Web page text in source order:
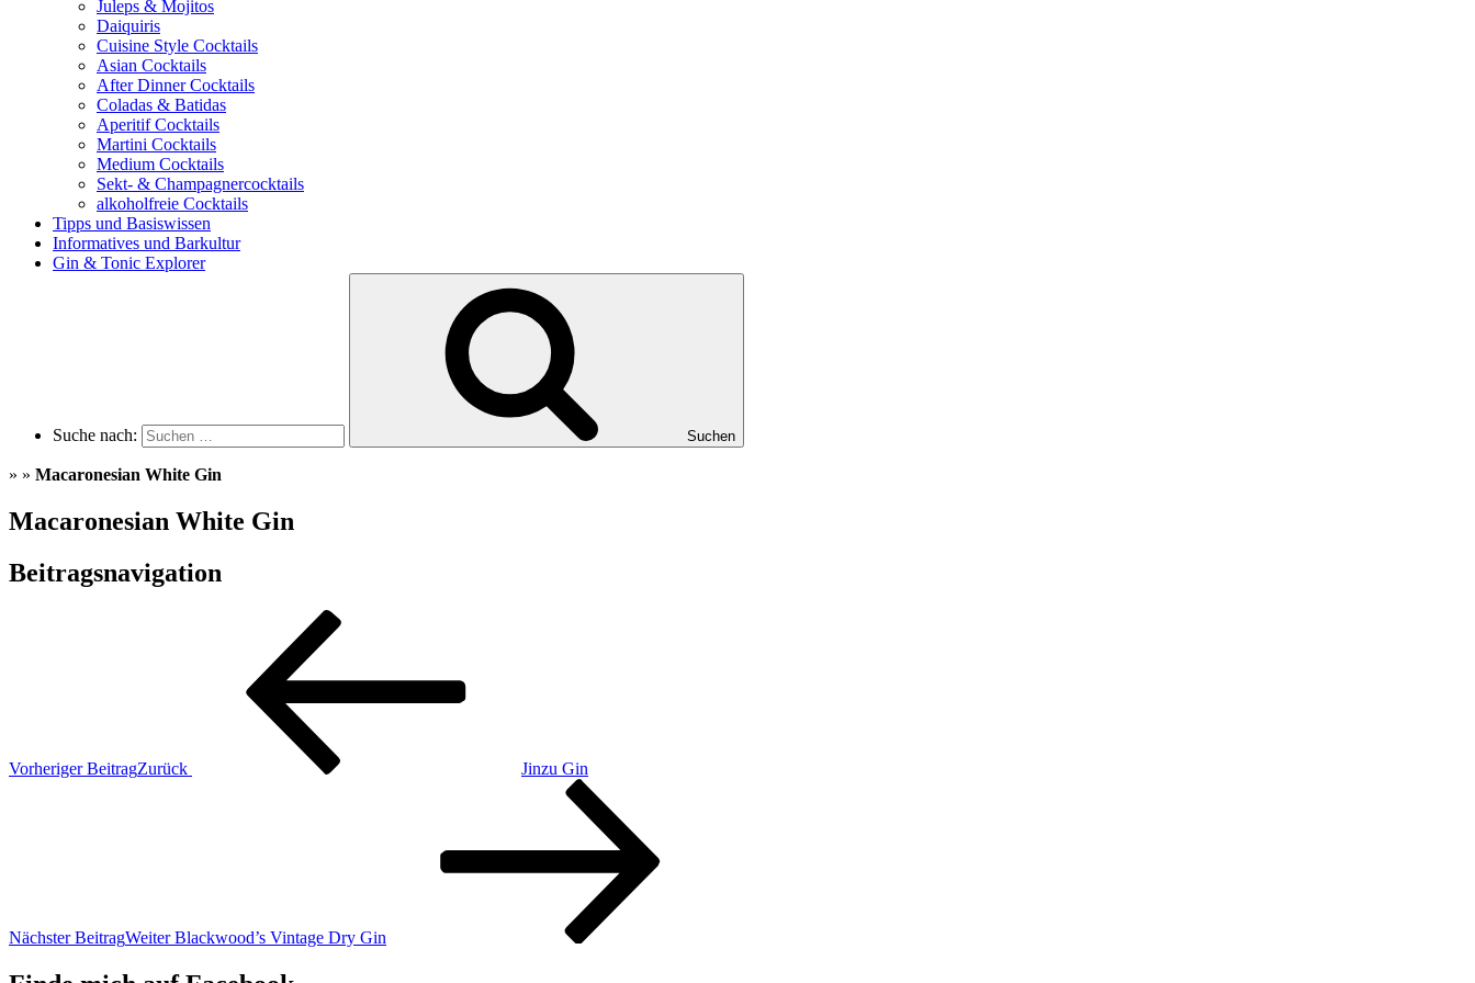
Juleps & Mojitos
Daiquiris
Cuisine Style Cocktails
Asian Cocktails
After Dinner Cocktails
Coladas & Batidas
Aperitif Cocktails
Martini Cocktails
Medium Cocktails
Sekt- & Champagnercocktails
alkoholfreie Cocktails
Tipps und Basiswissen
Informatives und Barkultur
Gin & Tonic Explorer
Suche nach: Suchen
» » Macaronesian White Gin
Macaronesian White Gin
Beitragsnavigation
Vorheriger BeitragZurück Jinzu Gin
Nächster BeitragWeiter Blackwood’s Vintage Dry Gin